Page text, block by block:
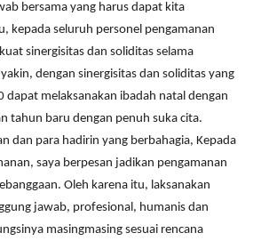
bersama yang harus dapat kita
kepada seluruh personel pengamanan
sinergisitas dan soliditas selama
dengan sinergisitas dan soliditas yang
dapat melaksanakan ibadah natal dengan
tahun baru dengan penuh suka cita.
dan para hadirin yang berbahagia, Kepada
saya berpesan jadikan pengamanan
Oleh karena itu, laksanakan
jawab, profesional, humanis dan
masingmasing sesuai rencana